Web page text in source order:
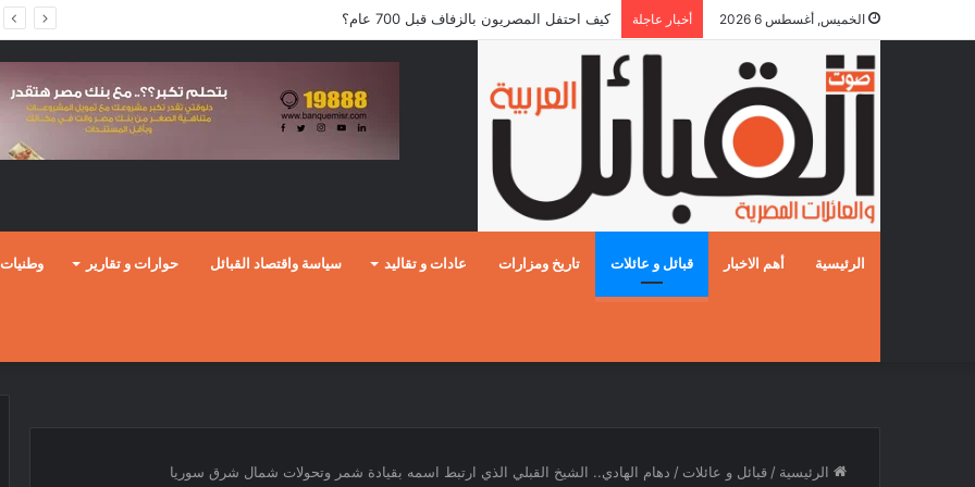
الخميس, أغسطس 6 2026 أخبار عاجلة كيف احتفل المصريون بالزفاف قبل 700 عام؟
الرئيسية أهم الاخبار قبائل و عائلات تاريخ ومزارات عادات و تقاليد سياسة واقتصاد القبائل حوارات و تقارير وطنيات
الرئيسية / قبائل و عائلات / دهام الهادي.. الشيخ القبلي الذي ارتبط اسمه بقيادة شمر وتحولات شمال شرق سوريا